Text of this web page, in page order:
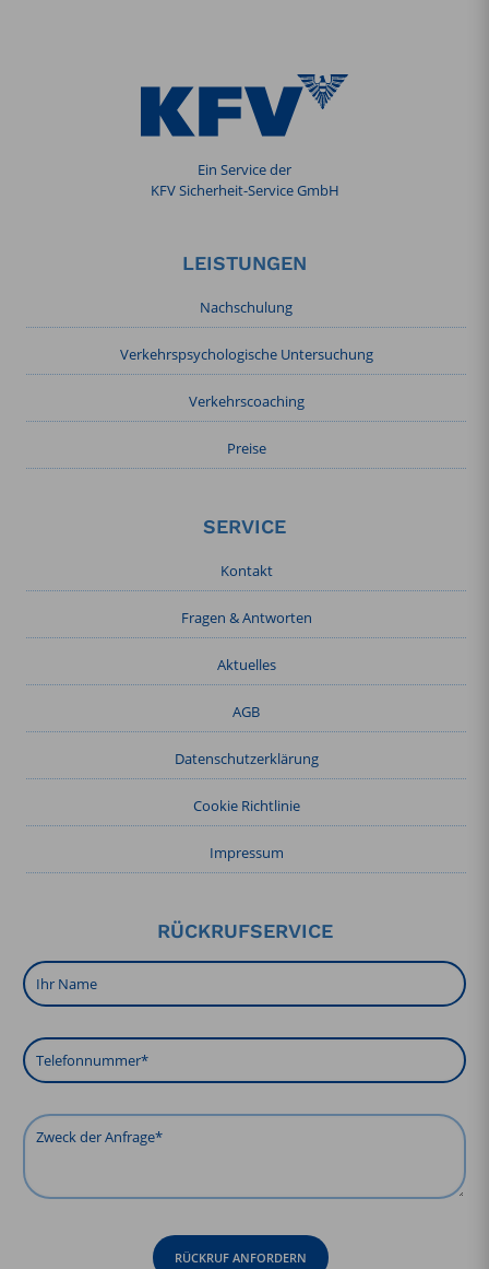
Ein Service der
KFV Sicherheit-Service GmbH
LEISTUNGEN
Nachschulung
Verkehrspsychologische Untersuchung
Verkehrscoaching
Preise
SERVICE
Kontakt
Fragen & Antworten
Aktuelles
AGB
Datenschutzerklärung
Cookie Richtlinie
Impressum
RÜCKRUFSERVICE